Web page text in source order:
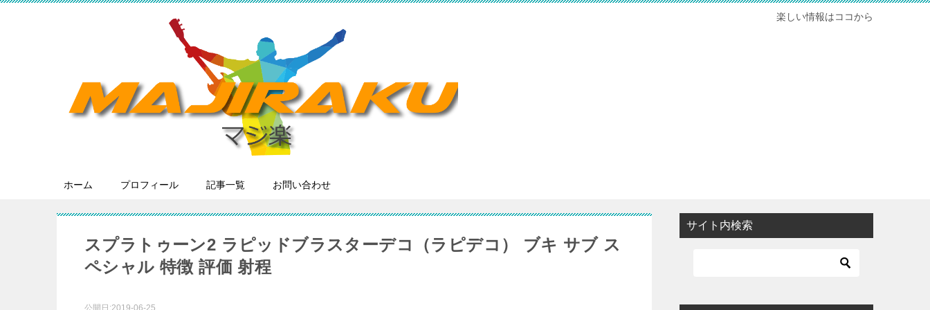
楽しい情報はココから
ホーム プロフィール 記事一覧 お問い合わせ
スプラトゥーン2 ラピッドブラスターデコ（ラピデコ） ブキ サブ ス
ペシャル 特徴 評価 射程
サイト内検索